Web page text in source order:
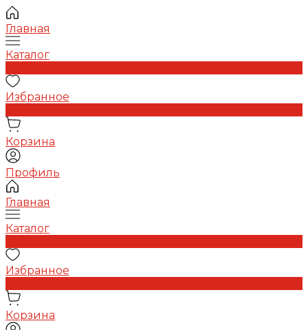
Главная
Каталог
Избранное
Корзина
Профиль
Главная
Каталог
Избранное
Корзина